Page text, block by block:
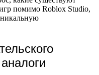
помимо Roblox Studio,